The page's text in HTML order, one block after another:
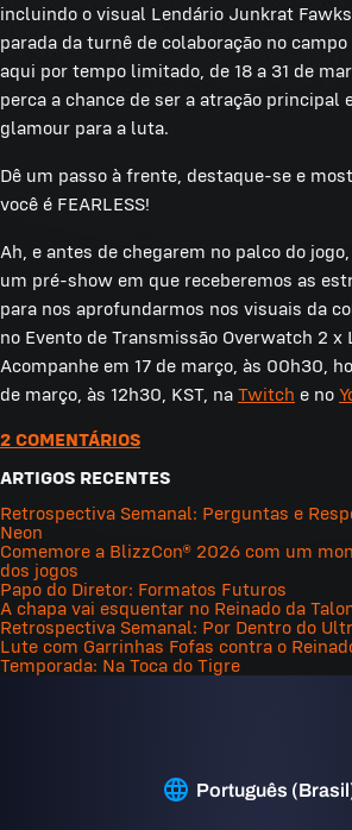
incluindo o visual Lendário Junkrat
parada da turnê de colaboração no
aqui por tempo limitado, de 18 a 31 de
perca a chance de ser a atração principal
glamour para a luta.
Dê um passo à frente, destaque-se e
você é FEARLESS!
Ah, e antes de chegarem no palco do
um pré-show em que receberemos as
para nos aprofundarmos nos visuais da
no Evento de Transmissão Overwatch 2 x
Acompanhe em 17 de março, às 00h30,
de março, às 12h30, KST, na Twitch e no
2 COMENTÁRIOS
ARTIGOS RECENTES
Retrospectiva Semanal: Perguntas e
Neon
Comemore a BlizzCon® 2026 com um
dos jogos
Papo do Diretor: Formatos Futuros
A chapa vai esquentar no Reinado da
Retrospectiva Semanal: Por Dentro do
Lute com Garrinhas Fofas contra o
Temporada: Na Toca do Tigre